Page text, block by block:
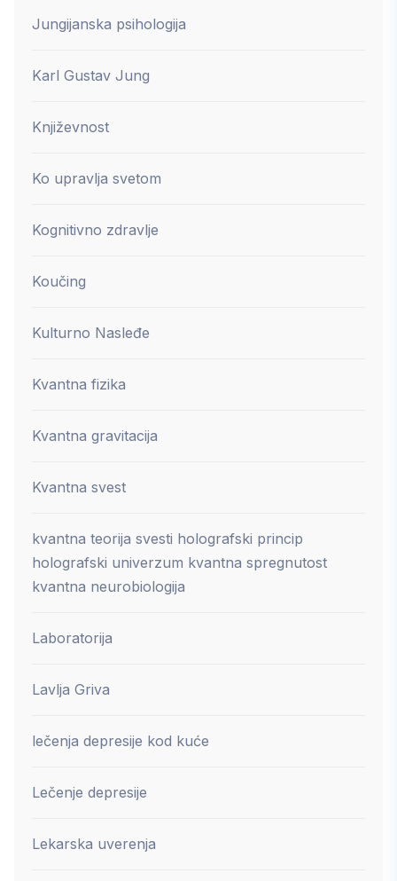
Jungijanska psihologija
Karl Gustav Jung
Književnost
Ko upravlja svetom
Kognitivno zdravlje
Koučing
Kulturno Nasleđe
Kvantna fizika
Kvantna gravitacija
Kvantna svest
kvantna teorija svesti holografski princip
holografski univerzum kvantna spregnutost
kvantna neurobiologija
Laboratorija
Lavlja Griva
lečenja depresije kod kuće
Lečenje depresije
Lekarska uverenja